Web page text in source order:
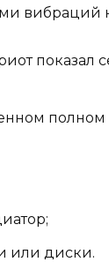
вибраций
полном
или диски.